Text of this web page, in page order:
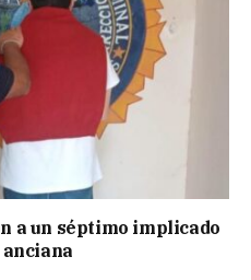
a un séptimo implicado